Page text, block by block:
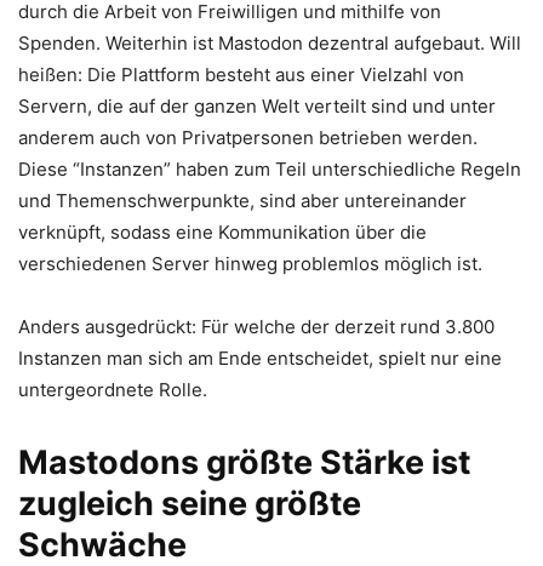
durch die Arbeit von Freiwilligen und mithilfe von
Spenden. Weiterhin ist Mastodon dezentral aufgebaut. Will
heißen: Die Plattform besteht aus einer Vielzahl von
Servern, die auf der ganzen Welt verteilt sind und unter
anderem auch von Privatpersonen betrieben werden.
Diese “Instanzen” haben zum Teil unterschiedliche Regeln
und Themenschwerpunkte, sind aber untereinander
verknüpft, sodass eine Kommunikation über die
verschiedenen Server hinweg problemlos möglich ist.
Anders ausgedrückt: Für welche der derzeit rund 3.800
Instanzen man sich am Ende entscheidet, spielt nur eine
untergeordnete Rolle.
Mastodons größte Stärke ist
zugleich seine größte
Schwäche